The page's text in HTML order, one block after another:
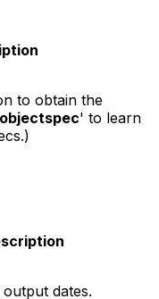
to obtain the
objectspec' to learn
dates.